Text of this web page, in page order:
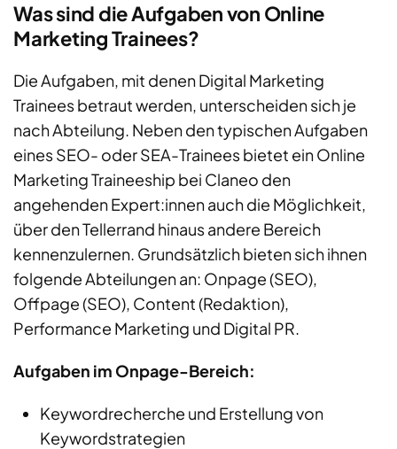
Was sind die Aufgaben von Online
Marketing Trainees?
Die Aufgaben, mit denen Digital Marketing
Trainees betraut werden, unterscheiden sich je
nach Abteilung. Neben den typischen Aufgaben
eines SEO- oder SEA-Trainees bietet ein Online
Marketing Traineeship bei Claneo den
angehenden Expert:innen auch die Möglichkeit,
über den Tellerrand hinaus andere Bereich
kennenzulernen. Grundsätzlich bieten sich ihnen
folgende Abteilungen an: Onpage (SEO),
Offpage (SEO), Content (Redaktion),
Performance Marketing und Digital PR.
Aufgaben im Onpage-Bereich:
Keywordrecherche und Erstellung von
Keywordstrategien